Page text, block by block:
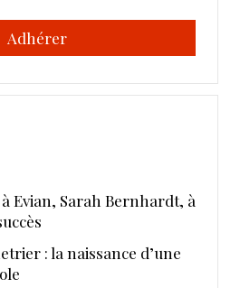
Adhérer
Evian, Sarah Bernhardt, à
: la naissance d’une